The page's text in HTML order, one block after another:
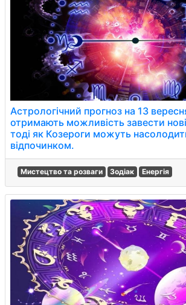
Астрологічний прогноз на 13
отримають можливість завести
тоді як Козероги можуть
відпочинком.
Мистецтво та розваги Зодіак Енергія